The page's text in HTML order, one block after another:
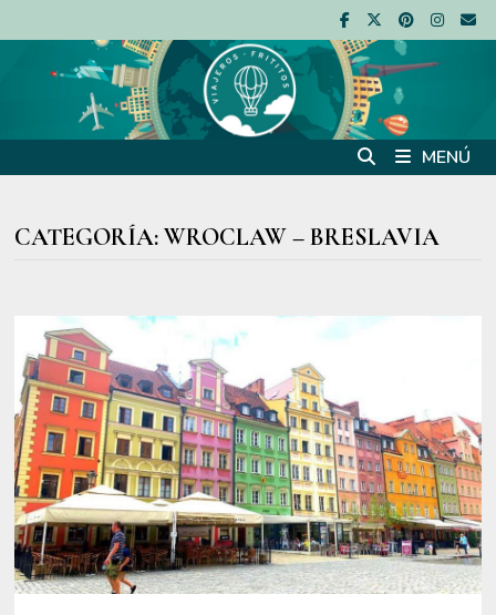
al
contenido
MENÚ
CATEGORÍA:WROCLAW – BRESLAVIA